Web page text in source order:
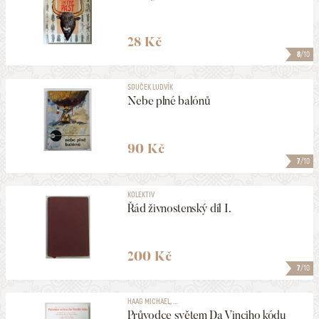
8/10
28 Kč
7/10
SOUČEK LUDVÍK
Nebe plné balónů
90 Kč
7/10
KOLEKTIV
Řád živnostenský díl I.
200 Kč
HAAG MICHAEL, ...
Průvodce světem Da Vinciho kódu